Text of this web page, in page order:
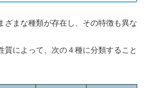
ざまな種類が存在し、その特徴も異な
質によって、次の４種に分類すること